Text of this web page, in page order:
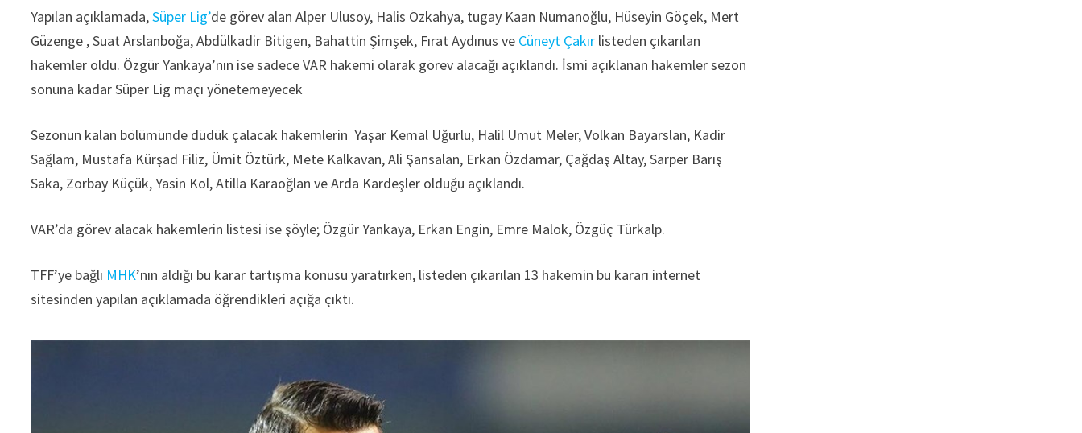
Yapılan açıklamada,Süper Lig’de görev alan Alper Ulusoy, Halis Özkahya, tugay Kaan Numanoğlu, Hüseyin Göçek, Mert
Güzenge , Suat Arslanboğa, Abdülkadir Bitigen, Bahattin Şimşek, Fırat Aydınus ve Cüneyt Çakır listeden çıkarılan
hakemler oldu. Özgür Yankaya’nın ise sadece VAR hakemi olarak görev alacağı açıklandı. İsmi açıklanan hakemler sezon
sonuna kadar Süper Lig maçı yönetemeyecek
Sezonun kalan bölümünde düdük çalacak hakemlerin Yaşar Kemal Uğurlu, Halil Umut Meler, Volkan Bayarslan, Kadir
Sağlam, Mustafa Kürşad Filiz, Ümit Öztürk, Mete Kalkavan, Ali Şansalan, Erkan Özdamar, Çağdaş Altay, Sarper Barış
Saka, Zorbay Küçük, Yasin Kol, Atilla Karaoğlan ve Arda Kardeşler olduğu açıklandı.
VAR’da görev alacak hakemlerin listesi ise şöyle; Özgür Yankaya, Erkan Engin, Emre Malok, Özgüç Türkalp.
TFF’ye bağlı MHK’nın aldığı bu karar tartışma konusu yaratırken, listeden çıkarılan 13 hakemin bu kararı internet
sitesinden yapılan açıklamada öğrendikleri açığa çıktı.